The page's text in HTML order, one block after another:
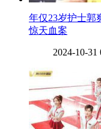
年仅23岁护士郭
惊天血案
2024-10-31